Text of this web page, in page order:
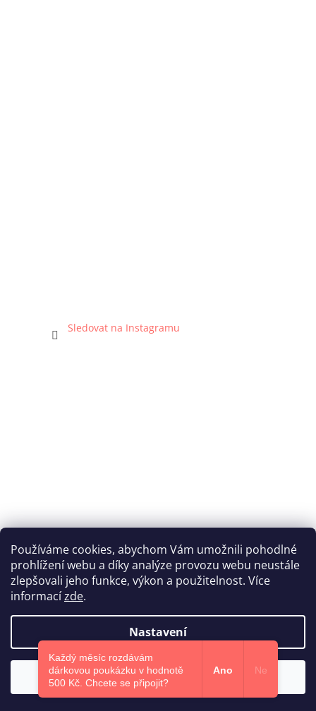
Používáme cookies, abychom Vám umožnili pohodlné
prohlížení webu a díky analýze provozu webu neustále
zlepšovali jeho funkce, výkon a použitelnost. Více
informacízde.
Nastavení
Souhlasím
Sledovat na Instagramu
Katka Hromasová Foto
Vytvořil Shoptet
Copyright 2026Euphoris.cz. Všechna práva vyhrazena.
Každý měsíc rozdávám
dárkovou poukázku v hodnotě
500 Kč.​ Chcete se připojit?
Ano Ne